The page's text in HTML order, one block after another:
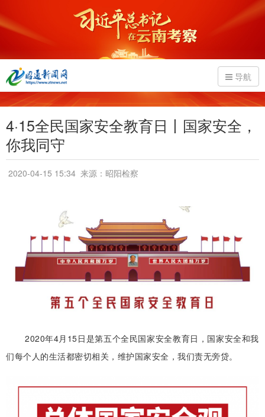
导航
4·15全民国家安全教育日丨国家安全，
你我同守
2020-04-15 15:34 来源：昭阳检察
2020年4月15日是第五个全民国家安全教育日，国家安全和我
们每个人的生活都密切相关，维护国家安全，我们责无旁贷。